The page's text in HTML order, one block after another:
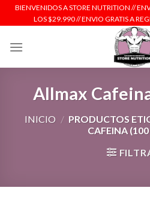
SkipBIENVENIDOS A STORE NUTRITION //
LOS $29.990 // ENVIO GRATIS A
Allmax
INICIO / PRODUCTOS
CAFEINA (100